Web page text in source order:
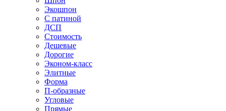
Экошпон
С патиной
ДСП
Стоимость
Дешевые
Дорогие
Эконом-класс
Элитные
Форма
П-образные
Угловые
Прямые